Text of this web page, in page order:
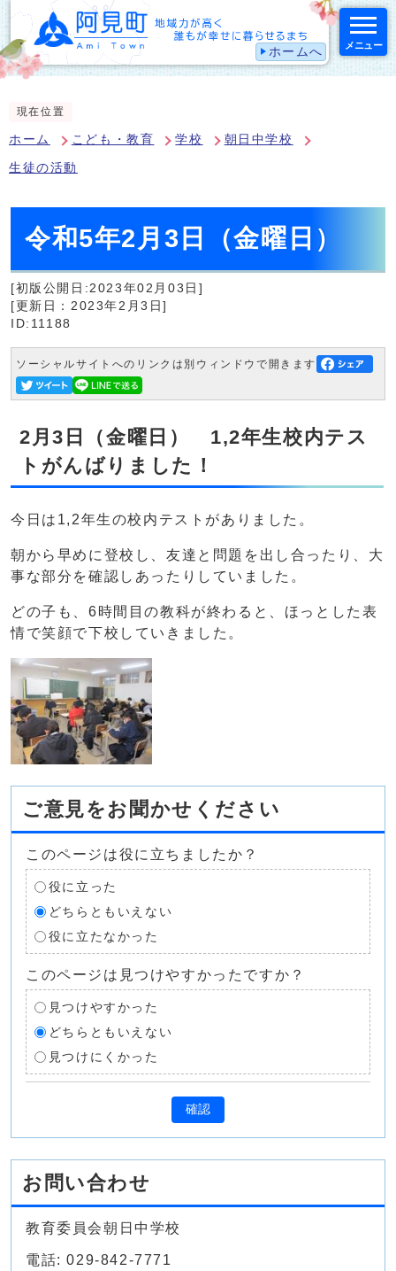
ホームへ メニュー
現在位置
ホーム こども・教育 学校 朝日中学校
生徒の活動
令和5年2月3日（金曜日）
[初版公開日:2023年02月03日]
[更新日：2023年2月3日]
ID:11188
ソーシャルサイトへのリンクは別ウィンドウで開きます
2月3日（金曜日） 1,2年生校内テス
トがんばりました！
今日は1,2年生の校内テストがありました。
朝から早めに登校し、友達と問題を出し合ったり、大
事な部分を確認しあったりしていました。
どの子も、6時間目の教科が終わると、ほっとした表
情で笑顔で下校していきました。
ご意見をお聞かせください
このページは役に立ちましたか？
役に立った
どちらともいえない
役に立たなかった
このページは見つけやすかったですか？
見つけやすかった
どちらともいえない
見つけにくかった
確認
お問い合わせ
教育委員会朝日中学校
電話: 029-842-7771